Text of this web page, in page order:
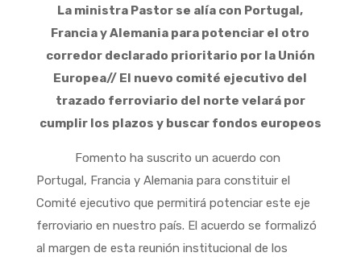
La ministra Pastor se alía con Portugal,
Francia y Alemania para potenciar el otro
corredor declarado prioritario por la Unión
Europea// El nuevo comité ejecutivo del
trazado ferroviario del norte velará por
cumplir los plazos y buscar fondos europeos
Fomento ha suscrito un acuerdo con
Portugal, Francia y Alemania para constituir el
Comité ejecutivo que permitirá potenciar este eje
ferroviario en nuestro país. El acuerdo se formalizó
al margen de esta reunión institucional de los